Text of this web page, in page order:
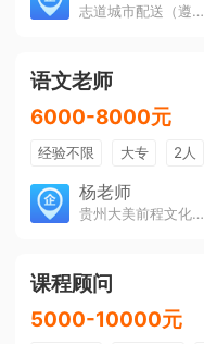
奖金
志道城市配送（遵义）有限公司
语文老师
6000-8000元
经验不限 大专 2人
年终奖
公费旅游
环境好
双休 有提成
杨老师
贵州大美前程文化发展有限公司
课程顾问
5000-10000元